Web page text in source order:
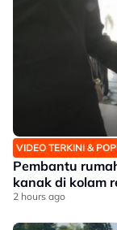
VIDEO TERKINI &
Pembantu
kanak di kolam
2 hours ago